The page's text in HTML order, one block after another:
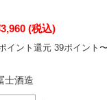
(税込)
イント還元 39ポイント
士酒造